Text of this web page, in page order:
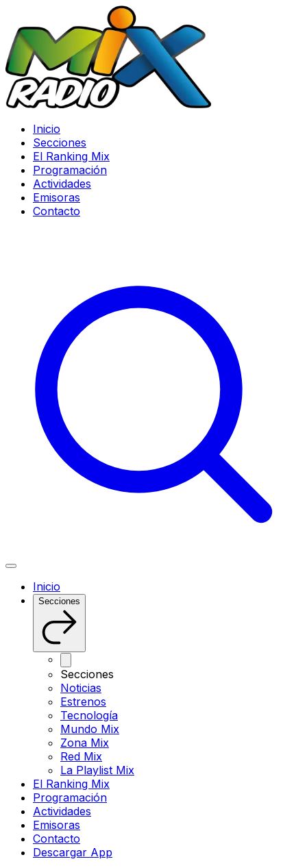
Inicio
Secciones
El Ranking Mix
Programación
Actividades
Emisoras
Contacto
Inicio
Secciones
Secciones
Noticias
Estrenos
Tecnología
Mundo Mix
Zona Mix
Red Mix
La Playlist Mix
El Ranking Mix
Programación
Actividades
Emisoras
Contacto
Descargar App